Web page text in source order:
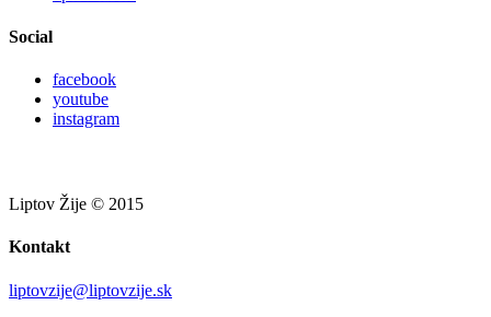
Social
facebook
youtube
instagram
Liptov Žije © 2015
Kontakt
liptovzije@liptovzije.sk